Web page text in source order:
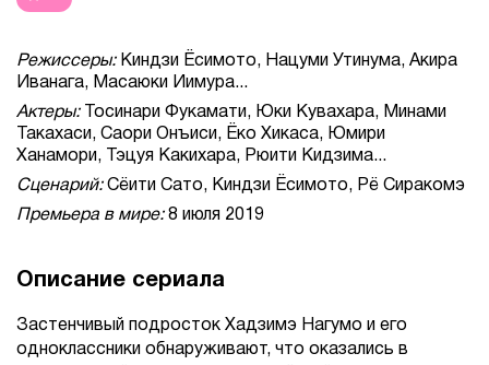
Режиссеры:Киндзи Ёсимото, Нацуми Утинума, Акира
Иванага, Масаюки Иимура...
Актеры:Тосинари Фукамати, Юки Кувахара, Минами
Такахаси, Саори Онъиси, Ёко Хикаса, Юмири
Ханамори, Тэцуя Какихара, Рюити Кидзима...
Сценарий:Сёити Сато, Киндзи Ёсимото, Рё Сиракомэ
Премьера в мире:8 июля 2019
Описание сериала
Застенчивый подросток Хадзимэ Нагумо и его
одноклассники обнаруживают, что оказались в